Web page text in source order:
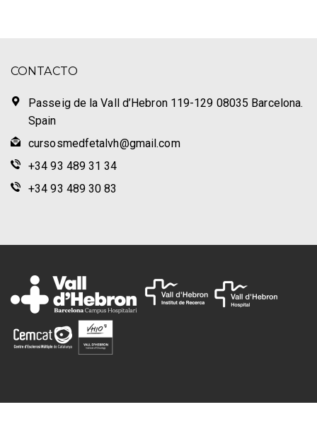
CONTACTO
Passeig de la Vall d’Hebron 119-129 08035 Barcelona.
Spain
cursosmedfetalvh@gmail.com
+34 93 489 31 34
+34 93 489 30 83